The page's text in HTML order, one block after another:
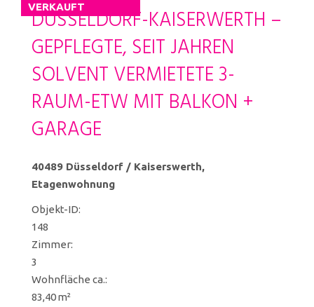
VERKAUFT
DÜSSELDORF-KAISERWERTH –
GEPFLEGTE, SEIT JAHREN
SOLVENT VERMIETETE 3-
RAUM-ETW MIT BALKON +
GARAGE
40489 Düsseldorf / Kaiserswerth,
Etagenwohnung
Objekt-ID:
148
Zimmer:
3
Wohnfläche ca.:
83,40 m²